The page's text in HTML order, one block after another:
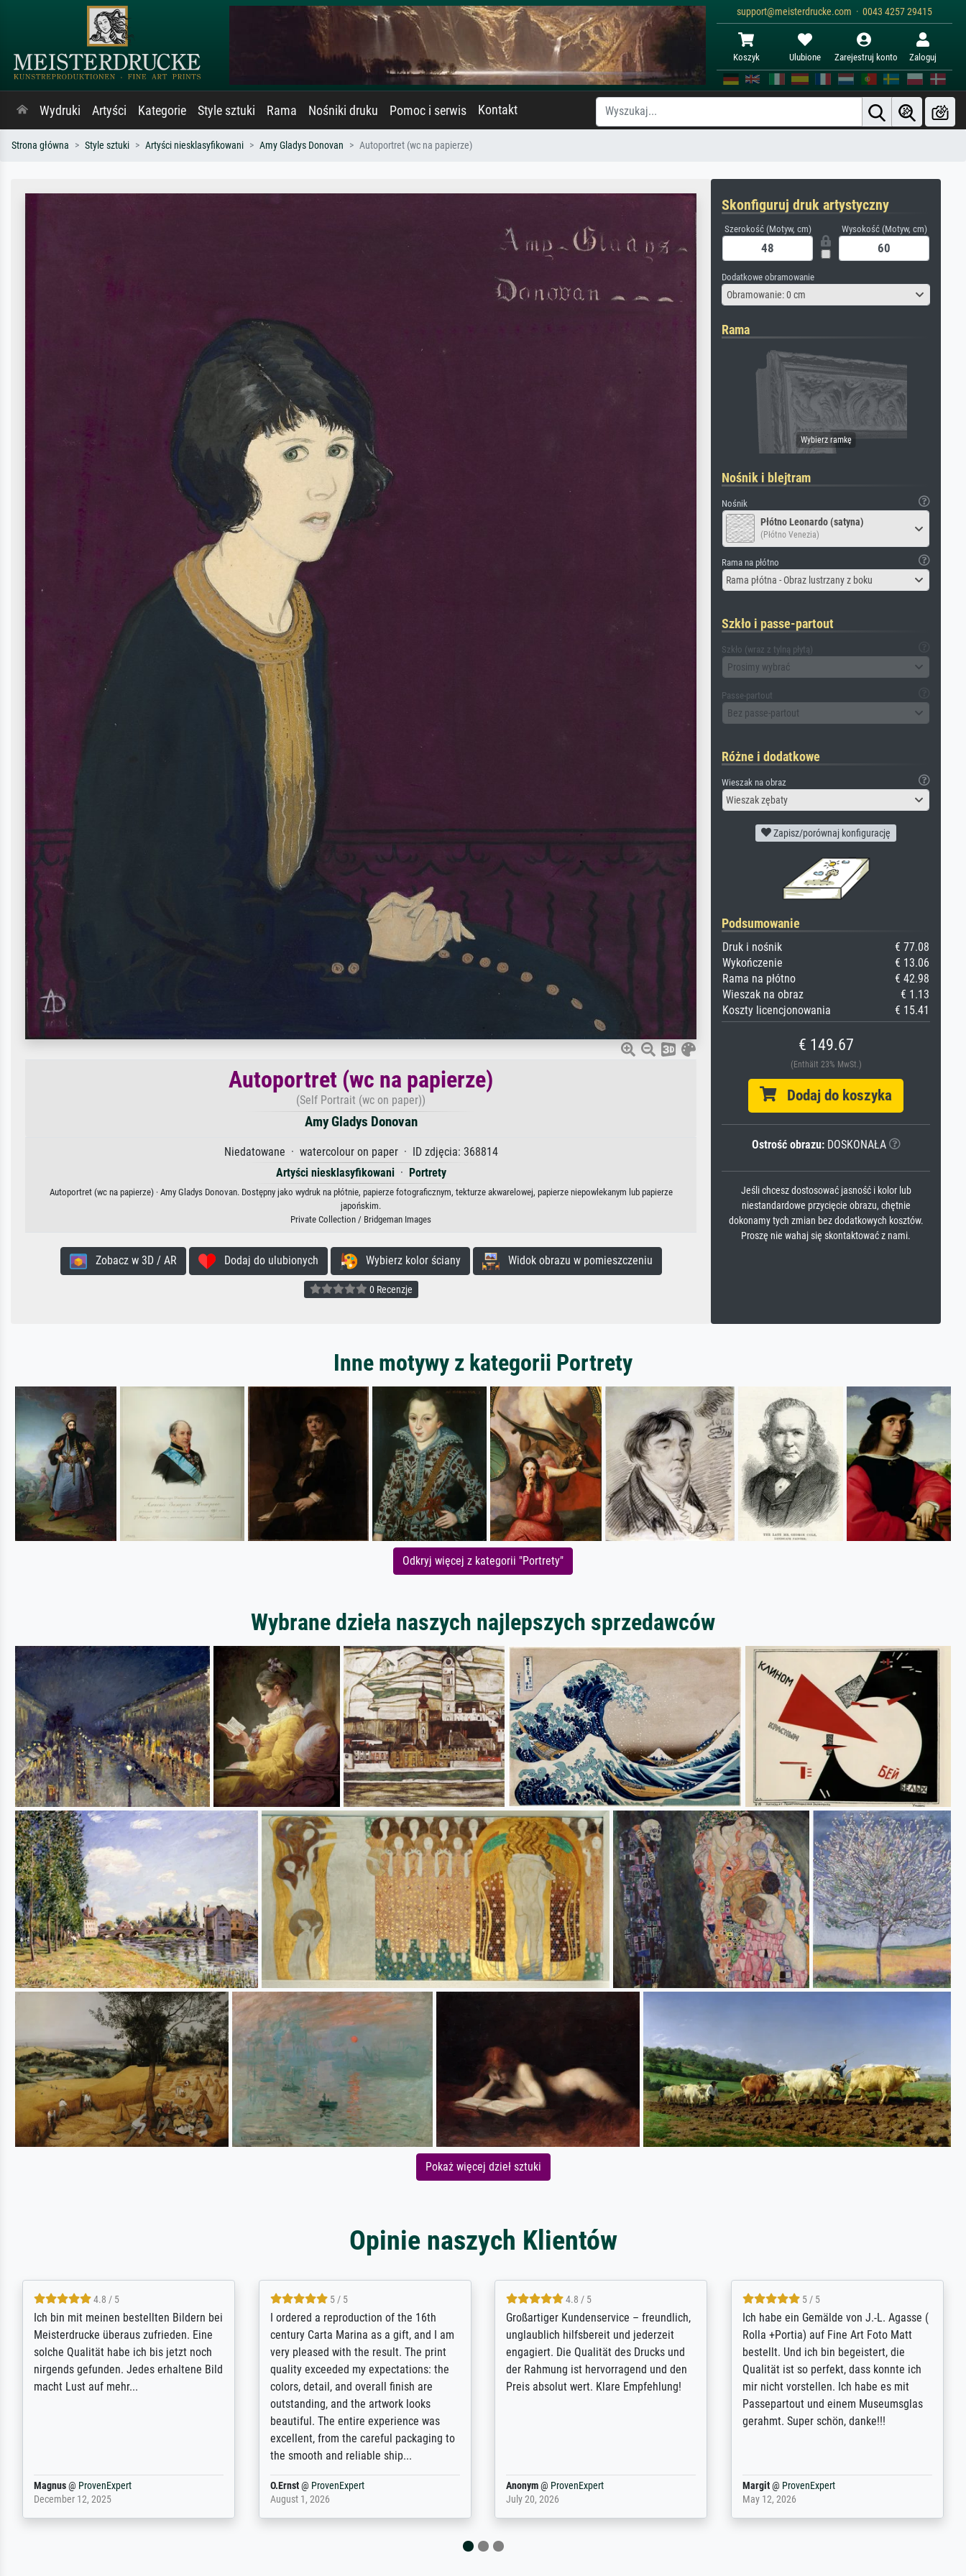
support@meisterdrucke.com · 0043 4257 29415
Koszyk Ulubione Zarejestruj konto Zaloguj
Wydruki Artyści Kategorie Style sztuki Rama Nośniki druku Pomoc i serwis Kontakt
Strona główna Style sztuki Artyści niesklasyfikowani Amy Gladys Donovan Autoportret (wc na papierze)
Autoportret (wc na papierze)
(Self Portrait (wc on paper))
Amy Gladys Donovan
Niedatowane · watercolour on paper · ID zdjęcia: 368814
Artyści niesklasyfikowani· Portrety
Autoportret (wc na papierze) · Amy Gladys Donovan. Dostępny jako wydruk na płótnie, papierze fotograficznym, tekturze akwarelowej, papierze niepowlekanym lub papierze
japońskim.
Private Collection / Bridgeman Images
Zobacz w 3D / AR Dodaj do ulubionych Wybierz kolor ściany Widok obrazu w pomieszczeniu
0 Recenzje
Skonfiguruj druk artystyczny
Szerokość (Motyw, cm) Wysokość (Motyw, cm)
Dodatkowe obramowanie
Obramowanie: 0 cm
Rama
Nośnik i blejtram
Nośnik
Płótno Leonardo (satyna)
(Płótno Venezia)
Rama na płótno
Rama płótna - Obraz lustrzany z boku
Szkło i passe-partout
Szkło (wraz z tylną płytą)
Prosimy wybrać
Passe-partout
Bez passe-partout
Różne i dodatkowe
Wieszak na obraz
Wieszak zębaty
Zapisz/porównaj konfigurację
Podsumowanie
Druk i nośnik
€ 77.08
Wykończenie
€ 13.06
Rama na płótno
€ 42.98
Wieszak na obraz
€ 1.13
Koszty licencjonowania
€ 15.41
€ 149.67
(Enthält 23% MwSt.)
Dodaj do koszyka
Ostrość obrazu:DOSKONAŁA
Jeśli chcesz dostosować jasność i kolor lub
niestandardowe przycięcie obrazu, chętnie
dokonamy tych zmian bez dodatkowych kosztów.
Proszę nie wahaj się skontaktować z nami.
Inne motywy z kategorii Portrety
Odkryj więcej z kategorii "Portrety"
Wybrane dzieła naszych najlepszych sprzedawców
Pokaż więcej dzieł sztuki
Opinie naszych Klientów
5 / 5
Rundum positive Erfahrung. Die
Ausführung des Auftrags hat eine Weile
gedauert, die angekündigte Lieferzeit
wurde aber letztlich sogar etwas
unterschritten. Die Qualität des Papiers
Dr.@ProvenExpert
February 3, 2026
5 / 5
The team at Meisterdrucke strives to
meet its clients demands, and provides
expert advice on how to obtain the best
results for the prints requested by the
client. The company has a vast
repertoire of prints to choose from, and
will provide excellent service also with
regards to prints which are not in that
repertoire. Highly recommended!
Anonym@ProvenExpert
April 22, 2026
5 / 5
Outstanding quality and customer
support. - the quality of the printing is
excellent and difficult to distinguish
from the real thing; it will be my go-to
for high-quality art prints from now on -
Anonym@ ProvenExpert
January 12, 2026
4.8 / 5
Qualité absolument irréprochable.
Extraordinaire diversité des thèmes
abordés et personnalisation des
demandes (recadrage, réajustement des
couleurs). Relation clientèle parfaite.
Transport, réception sans aucun
problème. Merci à toute l'équipe ! Hervé
Anonym@ProvenExpert
March 31, 2025